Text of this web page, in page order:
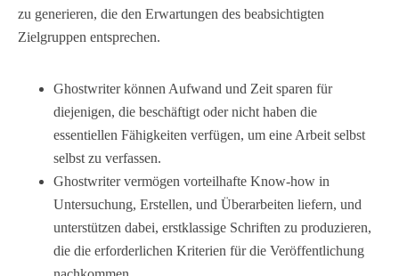
zu generieren, die den Erwartungen des beabsichtigten
Zielgruppen entsprechen.
Ghostwriter können Aufwand und Zeit sparen für
diejenigen, die beschäftigt oder nicht haben die
essentiellen Fähigkeiten verfügen, um eine Arbeit selbst
selbst zu verfassen.
Ghostwriter vermögen vorteilhafte Know-how in
Untersuchung, Erstellen, und Überarbeiten liefern, und
unterstützen dabei, erstklassige Schriften zu produzieren,
die die erforderlichen Kriterien für die Veröffentlichung